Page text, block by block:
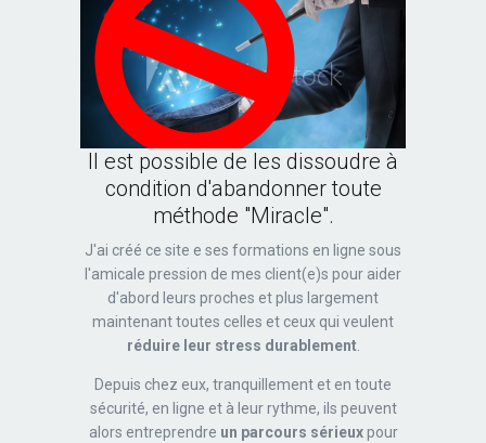
Il est possible de les dissoudre à
condition d'abandonner toute
méthode "Miracle".
J'ai créé ce site e ses formations en ligne sous
l'amicale pression de mes client(e)s pour aider
d'abord leurs proches et plus largement
maintenant toutes celles et ceux qui veulent
réduire leur stress durablement.
Depuis chez eux, tranquillement et en toute
sécurité, en ligne et à leur rythme, ils peuvent
alors entreprendre un parcours sérieuxpour